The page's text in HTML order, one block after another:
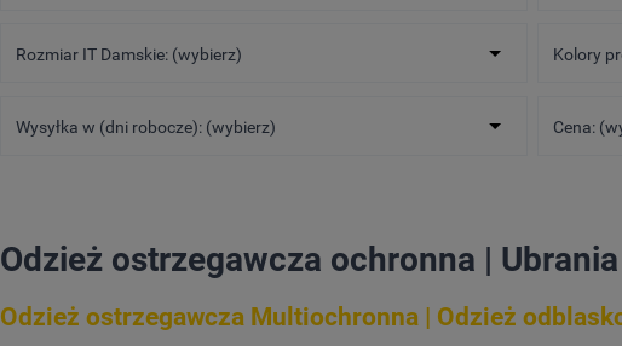
Rozmiar IT Damskie: (wybierz) Kolory
Wysyłka w (dni robocze): (wybierz) Cena:
Odzież ostrzegawcza ochronna |
Odzież ostrzegawcza Multiochronna | Odzież